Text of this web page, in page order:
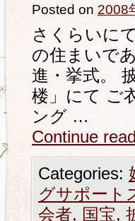
Posted on 2008
さくらいに
の住まいで
進・挙式。
楼」にて ご
ング …
Continue
Categories:
グサポート
会者, 国宝,